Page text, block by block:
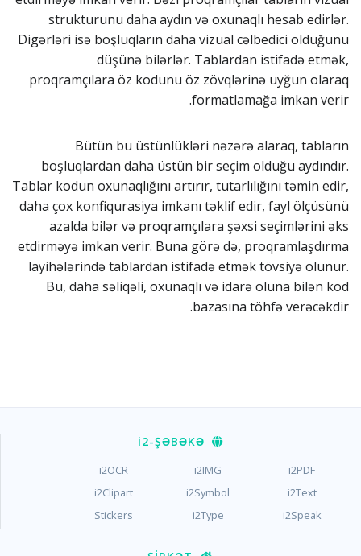
strukturunu daha aydın və oxunaqlı hesab edirlər.
Digərləri isə boşluqların daha vizual cəlbedici olduğunu
düşünə bilərlər. Tablardan istifadə etmək,
proqramçılara öz kodunu öz zövqlərinə uyğun olaraq
formatlamağa imkan verir.
Bütün bu üstünlükləri nəzərə alaraq, tabların
boşluqlardan daha üstün bir seçim olduğu aydındır.
Tablar kodun oxunaqlığını artırır, tutarlılığını təmin edir,
daha çox konfiqurasiya imkanı təklif edir, fayl ölçüsünü
azalda bilər və proqramçılara şəxsi seçimlərini əks
etdirməyə imkan verir. Buna görə də, proqramlaşdırma
layihələrində tablardan istifadə etmək tövsiyə olunur.
Bu, daha səliqəli, oxunaqlı və idarə oluna bilən kod
bazasına töhfə verəcəkdir.
i2-ŞƏBƏKƏ
i2PDF
i2IMG
i2OCR
i2Text
i2Symbol
i2Clipart
i2Speak
i2Type
Stickers